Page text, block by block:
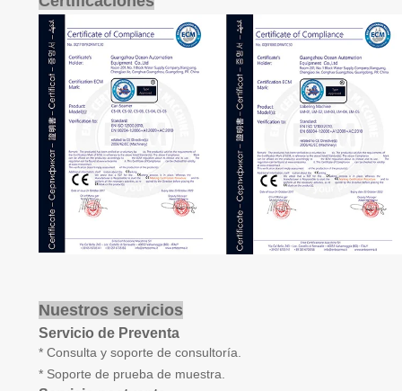
Nuestros servicios
Servicio de Preventa
* Consulta y soporte de consultoría.
* Soporte de prueba de muestra.